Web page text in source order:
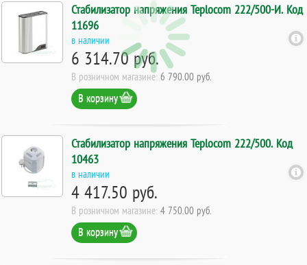
Стабилизатор напряжения Teplocom 222/500-И. Код
11696
в наличии
6 314.70 руб.
В розничном магазине: 6 790.00 руб.
В корзину
Стабилизатор напряжения Teplocom 222/500. Код
10463
в наличии
4 417.50 руб.
В розничном магазине: 4 750.00 руб.
В корзину